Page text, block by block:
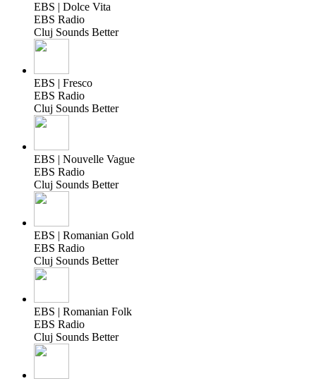
EBS | Dolce Vita
EBS Radio
Cluj Sounds Better
EBS | Fresco
EBS Radio
Cluj Sounds Better
EBS | Nouvelle Vague
EBS Radio
Cluj Sounds Better
EBS | Romanian Gold
EBS Radio
Cluj Sounds Better
EBS | Romanian Folk
EBS Radio
Cluj Sounds Better